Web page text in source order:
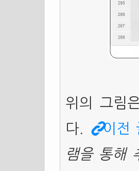
위의 그림
다.
이전
램을 통해